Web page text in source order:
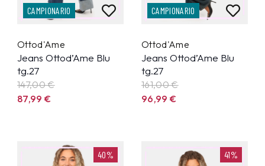
CAMPIONARIO
Ottod'Ame
Jeans Ottod’Ame Blu
tg.27
147,00 €
87,99€
CAMPIONARIO
Ottod'Ame
Jeans Ottod’Ame Blu
tg.27
161,00 €
96,99€
40% 41%